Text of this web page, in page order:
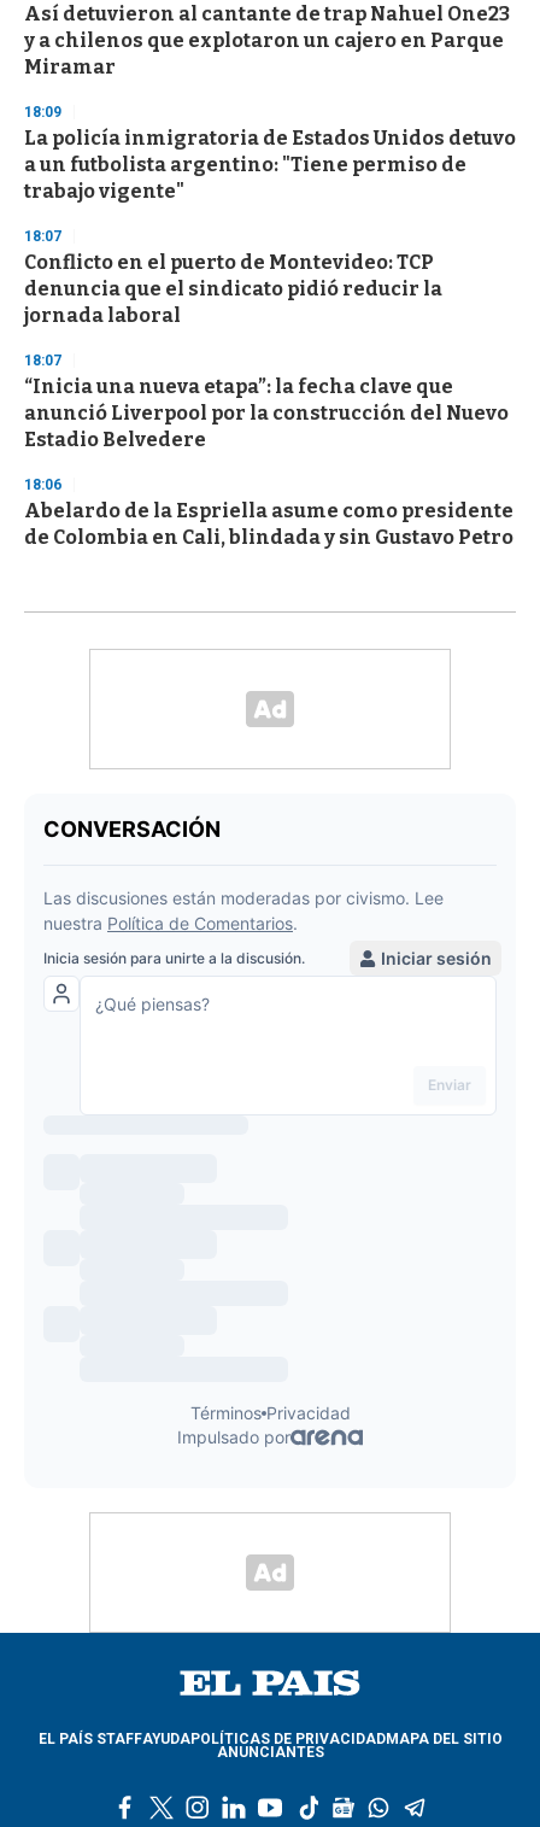
Así detuvieron al cantante de trap Nahuel One23
y a chilenos que explotaron un cajero en Parque
Miramar
18:09
La policía inmigratoria de Estados Unidos detuvo
a un futbolista argentino: "Tiene permiso de
trabajo vigente"
18:07
Conflicto en el puerto de Montevideo: TCP
denuncia que el sindicato pidió reducir la
jornada laboral
18:07
“Inicia una nueva etapa”: la fecha clave que
anunció Liverpool por la construcción del Nuevo
Estadio Belvedere
18:06
Abelardo de la Espriella asume como presidente
de Colombia en Cali, blindada y sin Gustavo Petro
EL PAÍS STAFFAYUDAPOLÍTICAS DE PRIVACIDADMAPA DEL SITIO
ANUNCIANTES
l
y
t
g
w